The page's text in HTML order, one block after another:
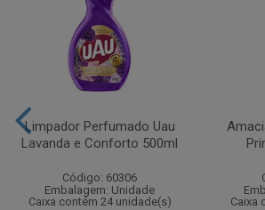
Limpador Perfumado Uau
Lavanda e Conforto 500ml
Código: 60306
Embalagem: Unidade
Caixa contém 24 unidade(s)
Caixa